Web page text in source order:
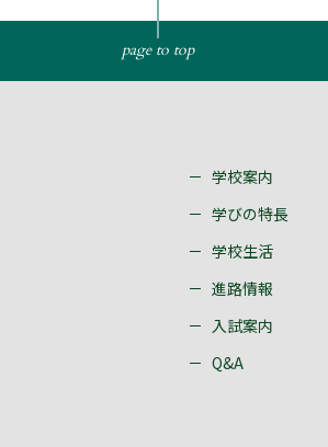
page to top
学校案内
学びの特長
学校生活
進路情報
入試案内
Q&A